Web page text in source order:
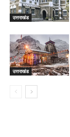
उत्तराखंड
उत्तराखंड